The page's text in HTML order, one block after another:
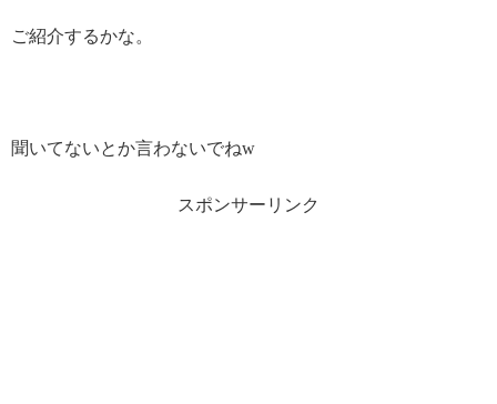
ご紹介するかな。
聞いてないとか言わないでねw
スポンサーリンク